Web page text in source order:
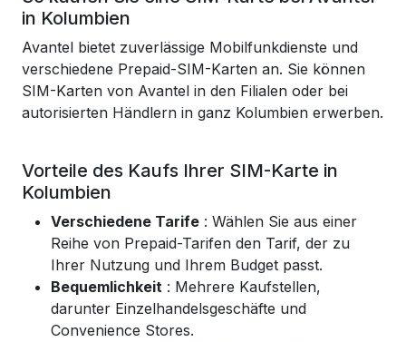
in Kolumbien
Avantel bietet zuverlässige Mobilfunkdienste und
verschiedene Prepaid-SIM-Karten an. Sie können
SIM-Karten von Avantel in den Filialen oder bei
autorisierten Händlern in ganz Kolumbien erwerben.
Vorteile des Kaufs Ihrer SIM-Karte in
Kolumbien
Verschiedene Tarife : Wählen Sie aus einer
Reihe von Prepaid-Tarifen den Tarif, der zu
Ihrer Nutzung und Ihrem Budget passt.
Bequemlichkeit : Mehrere Kaufstellen,
darunter Einzelhandelsgeschäfte und
Convenience Stores.